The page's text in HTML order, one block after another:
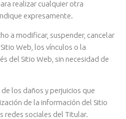
realizar cualquier otra
expresamente.
a modificar, suspender, cancelar
Web, los vínculos o la
del Sitio Web, sin necesidad de
los daños y perjuicios que
de la información del Sitio
redes sociales del Titular.